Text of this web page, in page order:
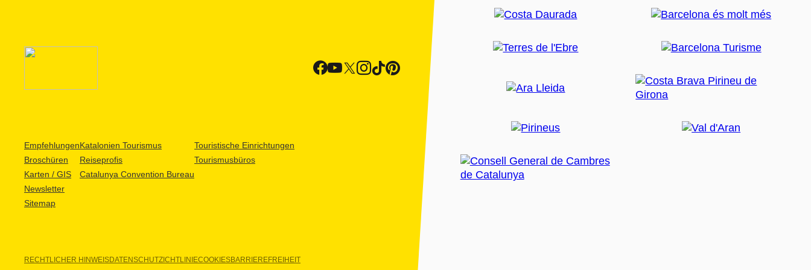
Empfehlungen
Broschüren
Karten / GIS
Newsletter
Sitemap
Katalonien Tourismus
Reiseprofis
Catalunya Convention Bureau
Touristische Einrichtungen
Tourismusbüros
RECHTLICHER HINWEISDATENSCHUTZICHTLINIECOOKIESBARRIEREFREIHEIT